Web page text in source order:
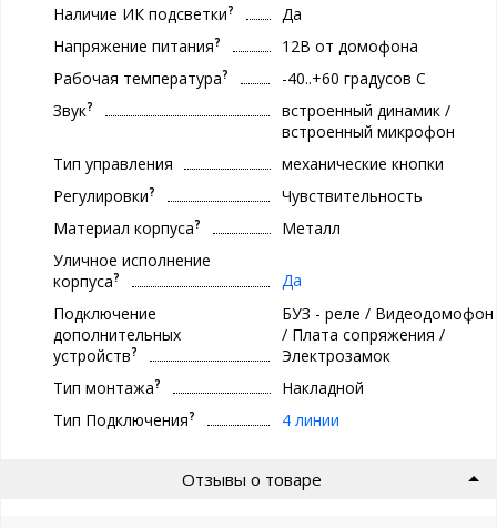
Наличие ИК подсветки?
Да
Напряжение питания?
12В от домофона
Рабочая температура?
-40..+60 градуcов С
Звук?
встроенный динамик /
встроенный микрофон
Тип управления
механические кнопки
Регулировки?
Чувствительность
Материал корпуса?
Металл
Уличное исполнение
корпуса?
Да
Подключение
дополнительных
устройств?
БУЗ - реле / Видеодомофон
/ Плата сопряжения /
Электрозамок
Тип монтажа?
Накладной
Тип Подключения? 4 линии
Отзывы о товаре